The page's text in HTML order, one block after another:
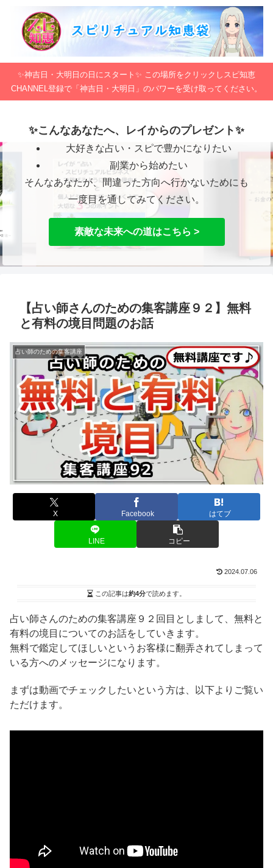
✨神吉日・大明日の日にスタート✨ この場所をクリックしスピ知恵
CHANNEL登録で「神吉日・大明日」のパワーを受け取ってください。
✨こんなあなたへ、レイからのプレゼント✨
大好きな占い・スピで豊かになりたい
副業から始めたい
そんなあなたが、間違った方向へ行かないためにも
一度目を通してみてください。
素敵な未来への道はこちら >
【占い師さんのための集客講座９２】無料
と有料の境目問題のお話
占い師のための集客講座
X Facebook はてブ
LINE コピー
2024.07.06
この記事は約4分で読めます。
占い師さんのための集客講座９２回目としまして、無料と
有料の境目についてのお話をしていきます。
無料で鑑定してほしいというお客様に翻弄されてしまって
いる方へのメッセージになります。
まずは動画でチェックしたいという方は、以下よりご覧い
ただけます。